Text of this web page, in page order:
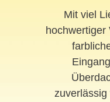
Mit viel
hochwertiger
zuverlässig